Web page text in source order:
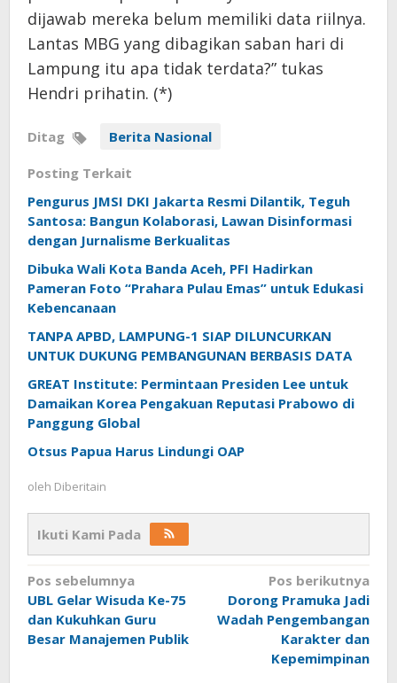
dijawab mereka belum memiliki data riilnya.
Lantas MBG yang dibagikan saban hari di
Lampung itu apa tidak terdata?” tukas
Hendri prihatin. (*)
Ditag Berita Nasional
Posting Terkait
Pengurus JMSI DKI Jakarta Resmi Dilantik, Teguh
Santosa: Bangun Kolaborasi, Lawan Disinformasi
dengan Jurnalisme Berkualitas
Dibuka Wali Kota Banda Aceh, PFI Hadirkan
Pameran Foto “Prahara Pulau Emas” untuk Edukasi
Kebencanaan
TANPA APBD, LAMPUNG-1 SIAP DILUNCURKAN
UNTUK DUKUNG PEMBANGUNAN BERBASIS DATA
GREAT Institute: Permintaan Presiden Lee untuk
Damaikan Korea Pengakuan Reputasi Prabowo di
Panggung Global
Otsus Papua Harus Lindungi OAP
oleh Diberitain
Ikuti Kami Pada
Navigasi
pos
Pos sebelumnya
UBL Gelar Wisuda Ke-75
dan Kukuhkan Guru
Besar Manajemen Publik
Pos berikutnya
Dorong Pramuka Jadi
Wadah Pengembangan
Karakter dan
Kepemimpinan